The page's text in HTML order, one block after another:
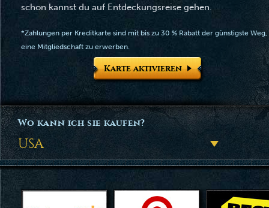
schon kannst du auf Entdeckungsreise gehen.
*Zahlungen per Kreditkarte sind mit bis zu 30 % Rabatt der günstigste Weg,
eine Mitgliedschaft zu erwerben.
Karte aktivieren
Wo kann ich sie kaufen?
USA